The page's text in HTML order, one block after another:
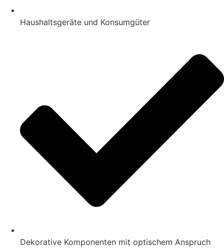
Haushaltsgeräte und Konsumgüter
Dekorative Komponenten mit optischem Anspruch